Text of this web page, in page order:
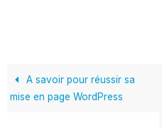
A savoir pour réussir sa
mise en page WordPress